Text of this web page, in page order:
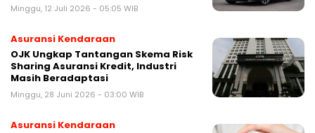
Minggu, 12 Juli 2026 - 05:05 WIB
Asuransi Kendaraan
OJK Ungkap Tantangan Skema Risk
Sharing Asuransi Kredit, Industri
Masih Beradaptasi
Minggu, 28 Juni 2026 - 03:00 WIB
Asuransi Kendaraan